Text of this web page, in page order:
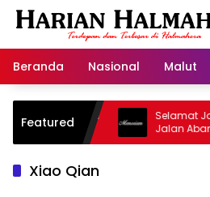
Langsung
Beranda
Nasional Malut
Featured
Warisan
Selamat Jalan
Jalan Abangku
Xiao Qian